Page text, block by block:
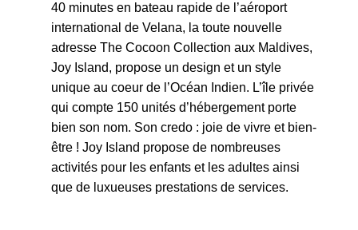
40 minutes en bateau rapide de l’aéroport
international de Velana, la toute nouvelle
adresse The Cocoon Collection aux Maldives,
Joy Island, propose un design et un style
unique au coeur de l’Océan Indien. L’île privée
qui compte 150 unités d’hébergement porte
bien son nom. Son credo : joie de vivre et bien-
être ! Joy Island propose de nombreuses
activités pour les enfants et les adultes ainsi
que de luxueuses prestations de services.